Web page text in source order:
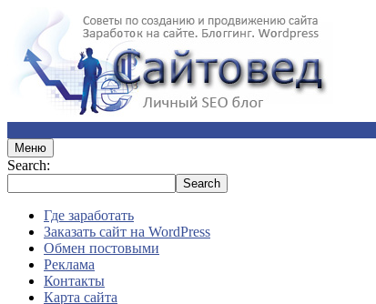
Меню
Search:
Где заработать
Заказать сайт на WordPress
Обмен постовыми
Реклама
Контакты
Карта сайта